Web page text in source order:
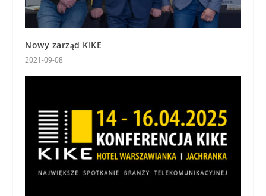
Nowy zarząd KIKE
2021-09-08